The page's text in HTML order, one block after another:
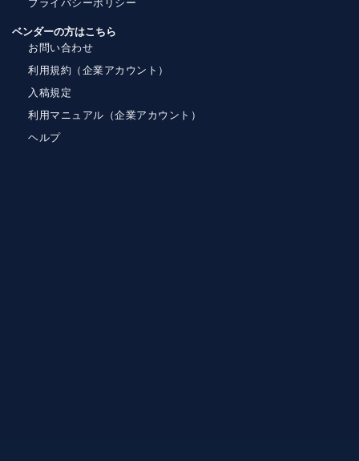
プライバシーポリシー
ベンダーの方はこちら
お問い合わせ
利用規約（企業アカウント）
入稿規定
利用マニュアル（企業アカウント）
ヘルプ